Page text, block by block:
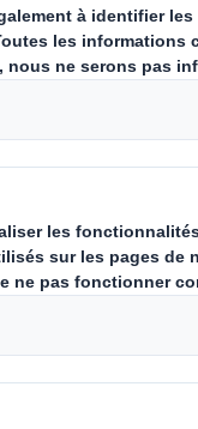
une
Leur
les
et